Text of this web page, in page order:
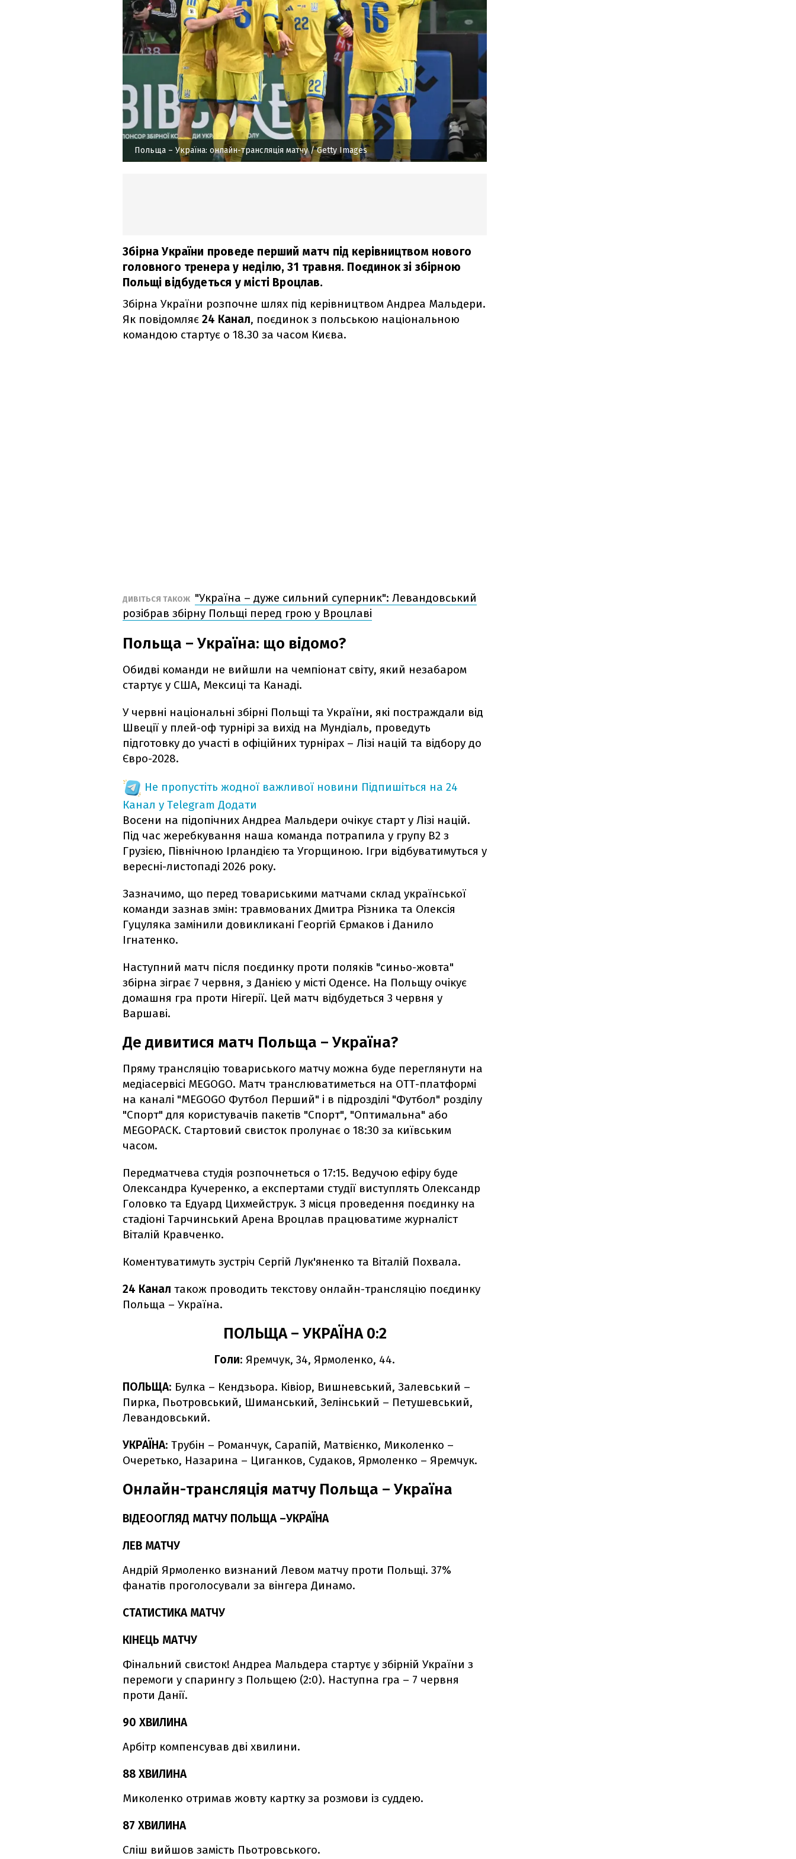
Польща – Україна: онлайн-трансляція матчу/ Getty Images
Збірна України проведе перший матч під керівництвом нового
головного тренера у неділю, 31 травня. Поєдинок зі збірною
Польщі відбудеться у місті Вроцлав.
Збірна України розпочне шлях під керівництвом Андреа Мальдери.
Як повідомляє 24 Канал, поєдинок з польською національною
командою стартує о 18.30 за часом Києва.
ДИВІТЬСЯ ТАКОЖ "Україна – дуже сильний суперник": Левандовський
розібрав збірну Польщі перед грою у Вроцлаві
Польща – Україна: що відомо?
Обидві команди не вийшли на чемпіонат світу, який незабаром
стартує у США, Мексиці та Канаді.
У червні національні збірні Польщі та України, які постраждали від
Швеції у плей-оф турнірі за вихід на Мундіаль, проведуть
підготовку до участі в офіційних турнірах – Лізі націй та відбору до
Євро-2028.
Не пропустіть жодної важливої новини Підпишіться на 24
Канал у Telegram Додати
Восени на підопічних Андреа Мальдери очікує старт у Лізі націй.
Під час жеребкування наша команда потрапила у групу B2 з
Грузією, Північною Ірландією та Угорщиною. Ігри відбуватимуться у
вересні-листопаді 2026 року.
Зазначимо, що перед товариськими матчами склад української
команди зазнав змін: травмованих Дмитра Різника та Олексія
Гуцуляка замінили довикликані Георгій Єрмаков і Данило
Ігнатенко.
Наступний матч після поєдинку проти поляків "синьо-жовта"
збірна зіграє 7 червня, з Данією у місті Оденсе. На Польщу очікує
домашня гра проти Нігерії. Цей матч відбудеться 3 червня у
Варшаві.
Де дивитися матч Польща – Україна?
Пряму трансляцію товариського матчу можна буде переглянути на
медіасервісі MEGOGO. Матч транслюватиметься на OTT-платформі
на каналі "MEGOGO Футбол Перший" і в підрозділі "Футбол" розділу
"Спорт" для користувачів пакетів "Спорт", "Оптимальна" або
MEGOPACK. Стартовий свисток пролунає о 18:30 за київським
часом.
Передматчева студія розпочнеться о 17:15. Ведучою ефіру буде
Олександра Кучеренко, а експертами студії виступлять Олександр
Головко та Едуард Цихмейструк. З місця проведення поєдинку на
стадіоні Тарчинський Арена Вроцлав працюватиме журналіст
Віталій Кравченко.
Коментуватимуть зустріч Сергій Лук'яненко та Віталій Похвала.
24 Канал також проводить текстову онлайн-трансляцію поєдинку
Польща – Україна.
ПОЛЬЩА – УКРАЇНА 0:2
Голи: Яремчук, 34, Ярмоленко, 44.
ПОЛЬЩА: Булка – Кендзьора. Ківіор, Вишневський, Залевський –
Пирка, Пьотровський, Шиманський, Зелінський – Петушевський,
Левандовський.
УКРАЇНА: Трубін – Романчук, Сарапій, Матвієнко, Миколенко –
Очеретько, Назарина – Циганков, Судаков, Ярмоленко – Яремчук.
Онлайн-трансляція матчу Польща – Україна
ВІДЕООГЛЯД МАТЧУ ПОЛЬЩА –УКРАЇНА
ЛЕВ МАТЧУ
Андрій Ярмоленко визнаний Левом матчу проти Польщі. 37%
фанатів проголосували за вінгера Динамо.
СТАТИСТИКА МАТЧУ
КІНЕЦЬ МАТЧУ
Фінальний свисток! Андреа Мальдера стартує у збірній України з
перемоги у спарингу з Польщею (2:0). Наступна гра – 7 червня
проти Данії.
90 ХВИЛИНА
Арбітр компенсував дві хвилини.
88 ХВИЛИНА
Миколенко отримав жовту картку за розмови із суддею.
87 ХВИЛИНА
Сліш вийшов замість Пьотровського.